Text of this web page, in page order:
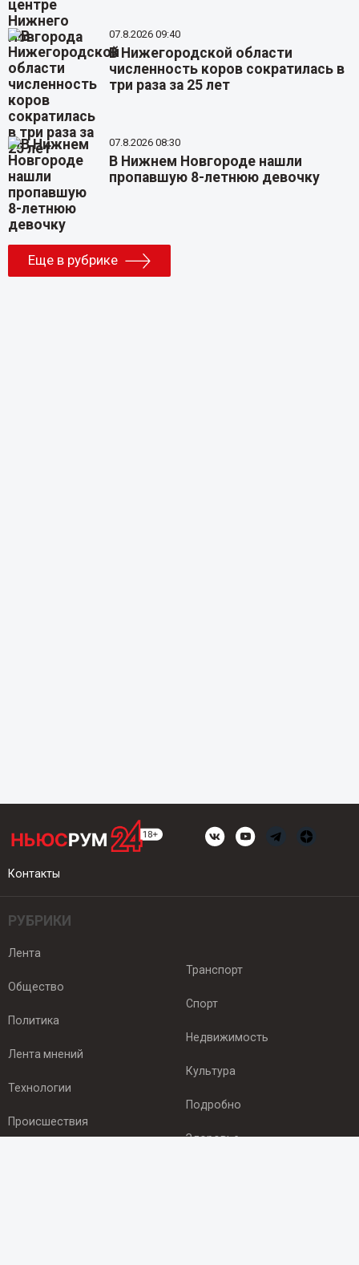
07.8.2026 09:40
В Нижегородской области
численность коров сократилась в
три раза за 25 лет
07.8.2026 08:30
В Нижнем Новгороде нашли
пропавшую 8-летнюю девочку
Еще в рубрике
Контакты
РУБРИКИ
Лента
Общество
Политика
Лента мнений
Технологии
Происшествия
Транспорт
Спорт
Недвижимость
Культура
Подробно
Здоровье